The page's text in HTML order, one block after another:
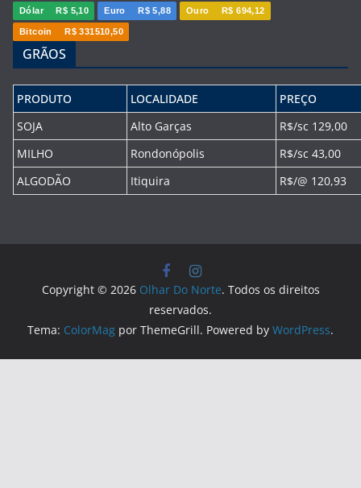
Dólar R$ 5,10 Euro R$ 5,88 Ouro R$ 694,12
Bitcoin R$ 331510,50
GRÃOS
PRODUTO LOCALIDADE
PREÇO
SOJA
Alto Garças
R$/sc 129,00
MILHO
Rondonópolis
R$/sc 43,00
ALGODÃO
Itiquira R$/@ 120,93
Copyright © 2026 Olhar Do Norte. Todos os direitos
reservados.
Tema: ColorMag por ThemeGrill. Powered by WordPress.